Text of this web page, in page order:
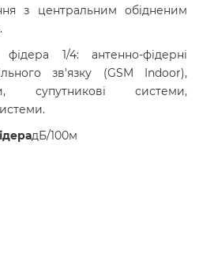
з центральним обідненим
1/4: антенно-фідерні
зв'язку (GSM Indoor),
супутникові системи,
дБ/100м